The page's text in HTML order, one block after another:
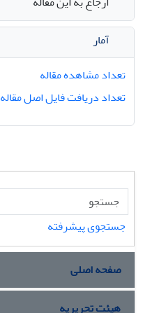
آمار
تعداد مشاهده مقاله
تعداد دریافت فایل اصل مقاله
جستجوی پیشرفته
صفحه اصلی
هیئت تحریریه